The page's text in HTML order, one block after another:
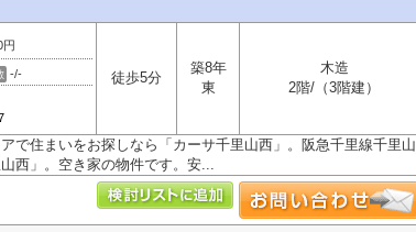
円
-/- 徒歩5分
築8年
東
木造
2階/（3階建）
で住まいをお探しなら「カーサ千里山西」。阪急千里線千里山
西」。空き家の物件です。安...